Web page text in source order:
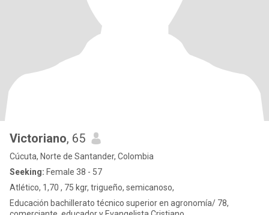
Victoriano, 65
Cúcuta, Norte de Santander, Colombia
Seeking: Female 38 - 57
Atlético, 1,70 , 75 kgr, trigueño, semicanoso,
Educación bachillerato técnico superior en agronomía/ 78,